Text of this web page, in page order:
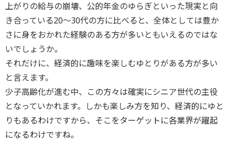
上がりの給与の崩壊、公的年金のゆらぎといった現実と向
き合っている20〜30代の方に比べると、全体としては豊か
さに身をおかれた経験のある方が多いともいえるのではな
いでしょうか。
それだけに、経済的に趣味を楽しむゆとりがある方が多い
と言えます。
少子高齢化が進む中、この方々は確実にシニア世代の主役
となっていかれます。しかも楽しみ方を知り、経済的にゆと
りもあるわけですから、そこをターゲットに各業界が躍起
になるわけですね。